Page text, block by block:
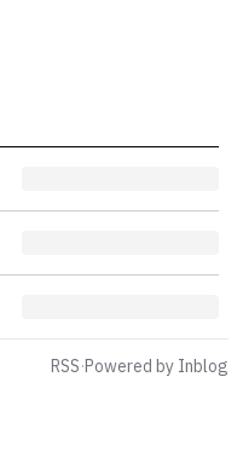
RSS·Powered by Inblog